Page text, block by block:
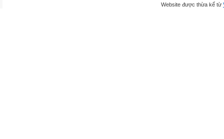
Website được thừa kế từ